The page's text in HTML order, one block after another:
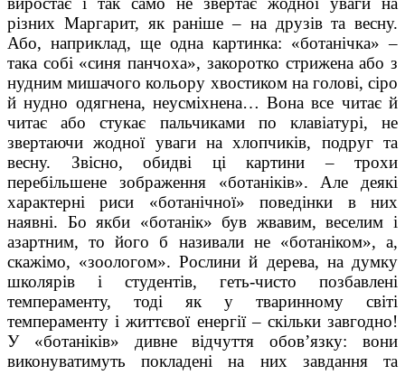
різних Маргарит, як раніше – на друзів та весну.
Або, наприклад, ще одна картинка: «ботанічка» –
така собі «синя панчоха», закоротко стрижена або з
нудним мишачого кольору хвостиком на голові, сіро
й нудно одягнена, неусміхнена… Вона все читає й
читає або стукає пальчиками по клавіатурі, не
звертаючи жодної уваги на хлопчиків, подруг та
весну. Звісно, обидві ці картини – трохи
перебільшене зображення «ботаніків». Але деякі
характерні риси «ботанічної» поведінки в них
наявні. Бо якби «ботанік» був жвавим, веселим і
азартним, то його б називали не «ботаніком», а,
скажімо, «зоологом». Рослини й дерева, на думку
школярів і студентів, геть-чисто позбавлені
темпераменту, тоді як у тваринному світі
темпераменту і життєвої енергії – скільки завгодно!
У «ботаніків» дивне відчуття обов’язку: вони
виконуватимуть покладені на них завдання та